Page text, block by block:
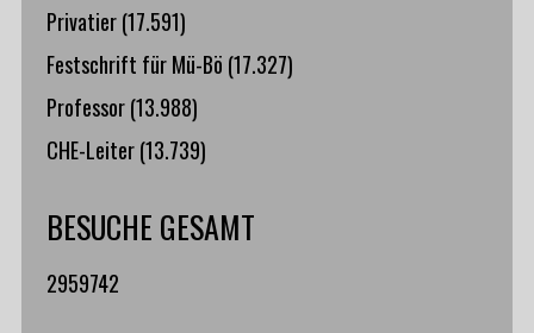
Privatier (17.591)
Festschrift für Mü-Bö (17.327)
Professor (13.988)
CHE-Leiter (13.739)
BESUCHE GESAMT
2959742